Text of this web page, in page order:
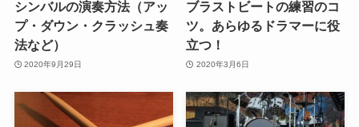
シンバルの演奏方法（アッ
プ・ダウン・クラッシュ奏
法など）
2020年9月29日
ブラストビートの練習のコ
ツ。あらゆるドラマーに役
立つ！
2020年3月6日